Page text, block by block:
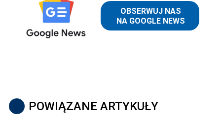
POWIĄZANE ARTYKUŁY